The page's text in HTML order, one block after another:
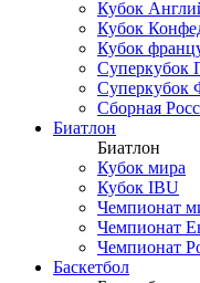
Кубок
Кубок
Кубок
Суперкубок
Суперкубок
Сборная
Биатлон
Биатлон
Кубок мира
Кубок IBU
Чемпионат
Чемпионат
Чемпионат
Баскетбол